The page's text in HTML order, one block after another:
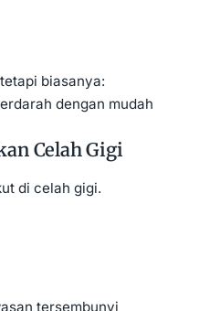
biasanya:
dengan mudah
Celah Gigi
di celah gigi.
tersembunyi